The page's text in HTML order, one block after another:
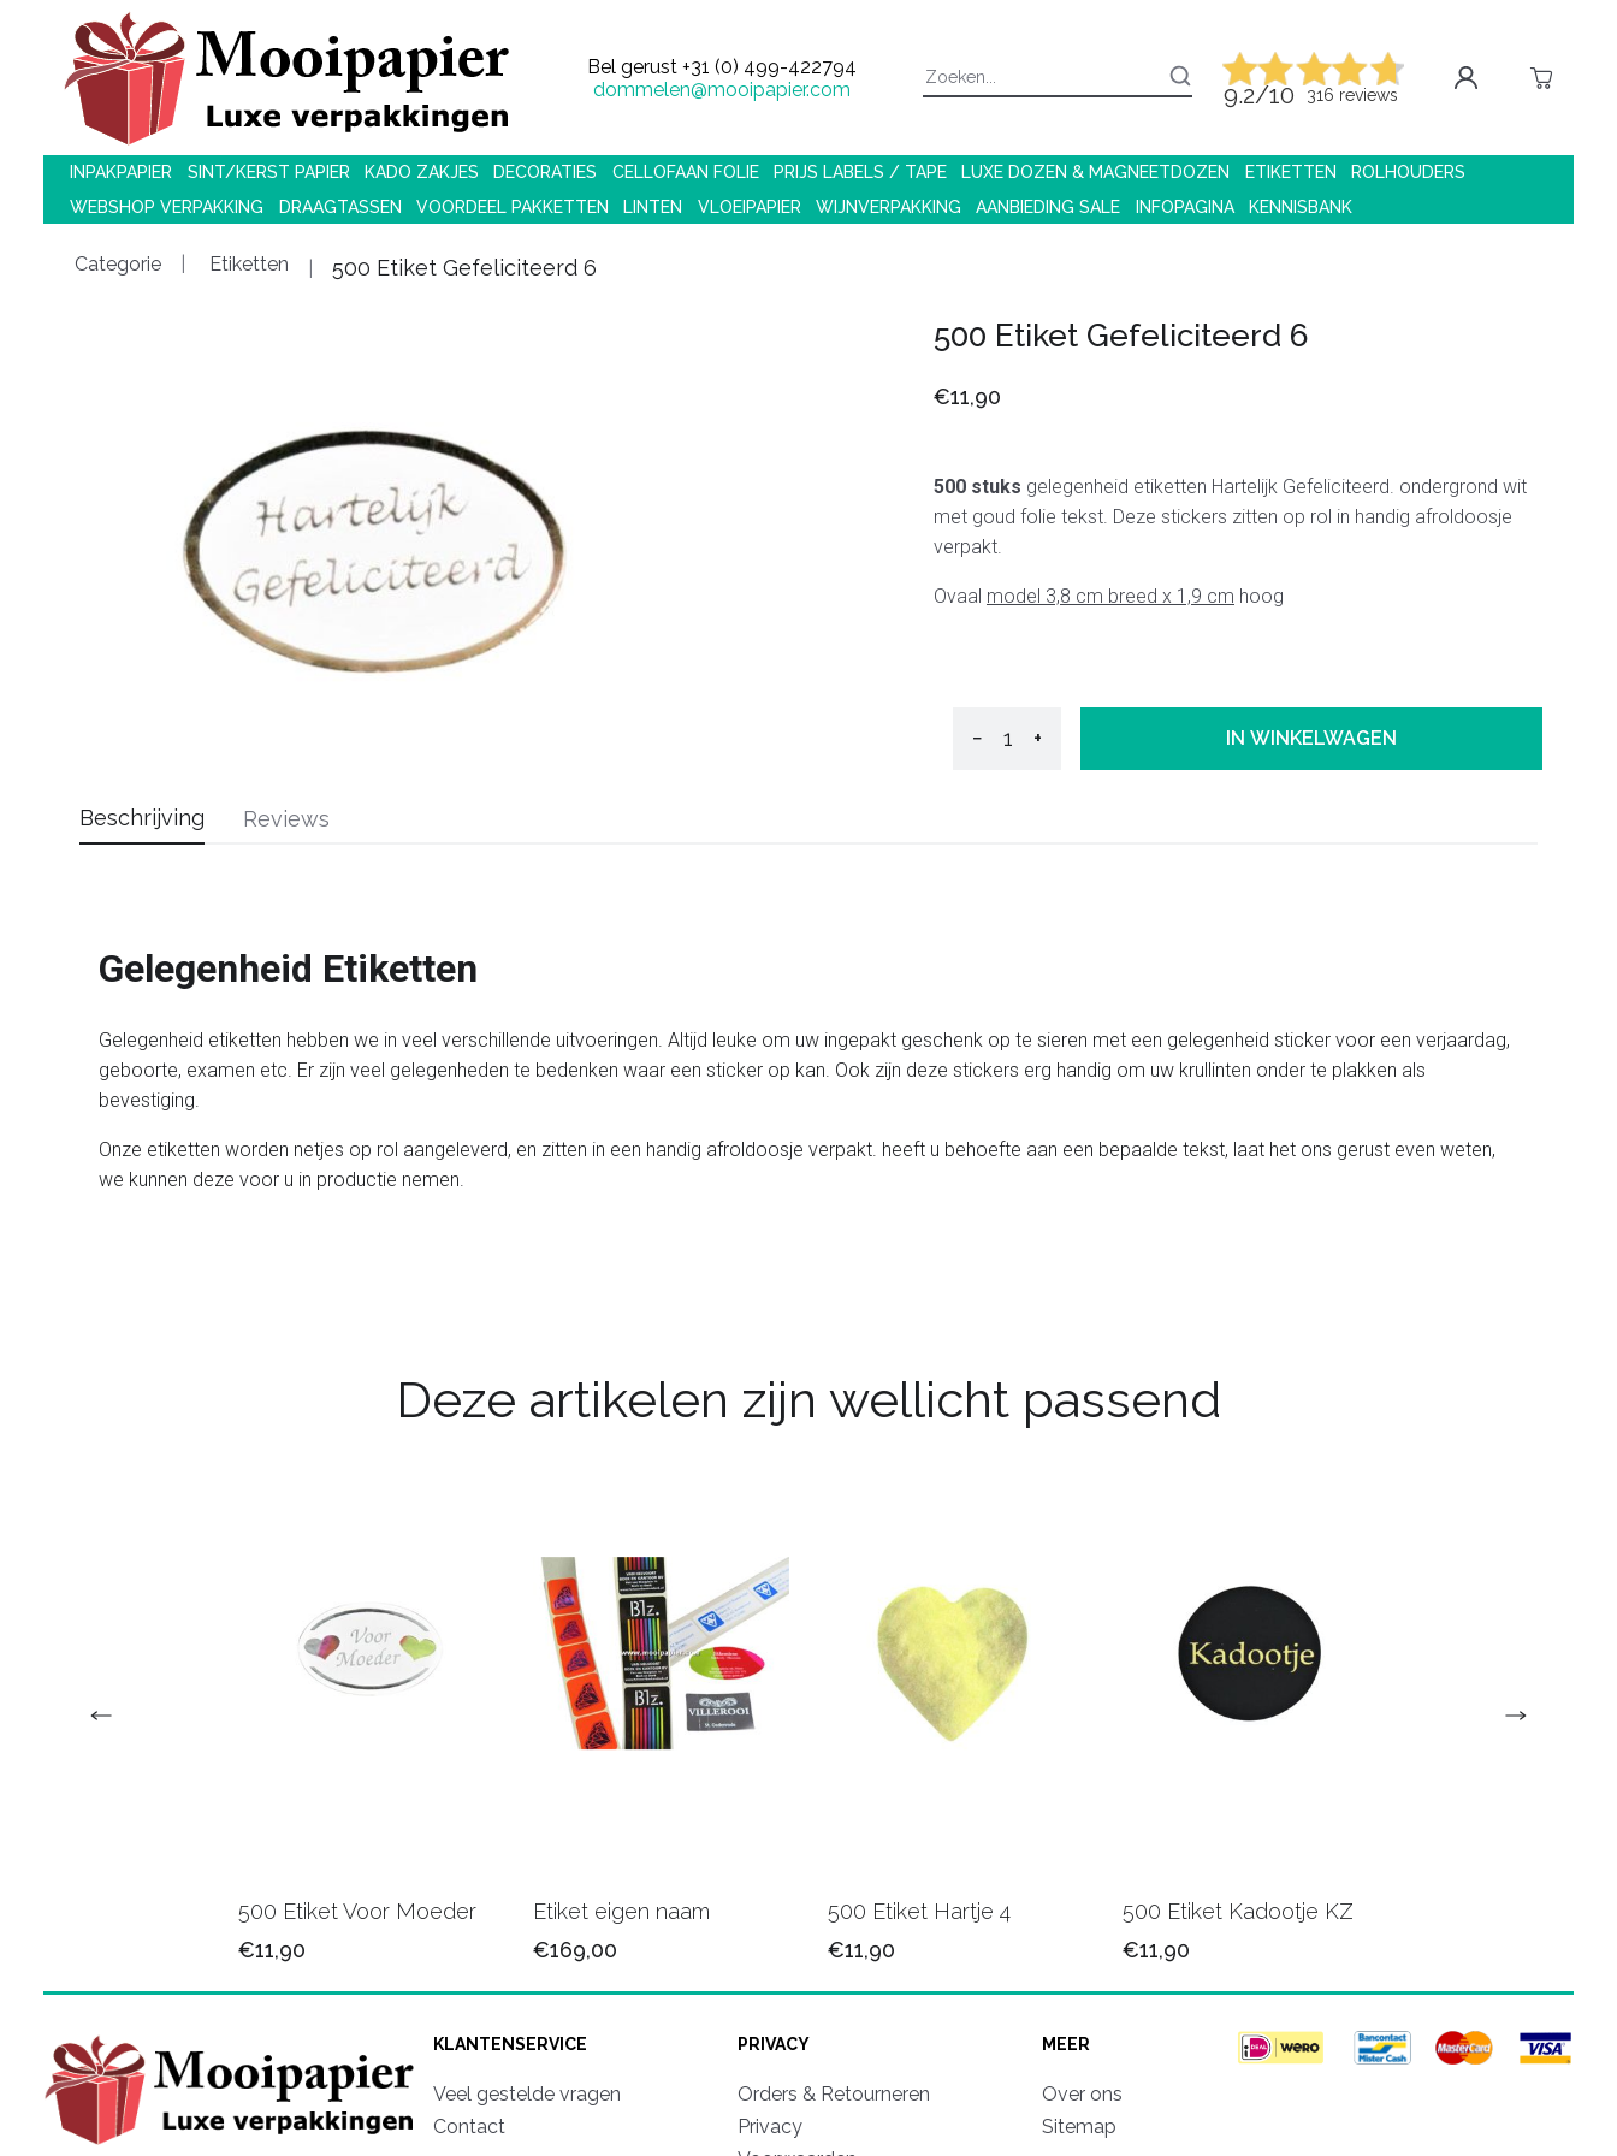
Bel gerust +31 (0) 499-422794
dommelen@mooipapier.com
9.2/10 316 reviews
INPAKPAPIER SINT/KERST PAPIER KADO ZAKJES DECORATIES CELLOFAAN FOLIE PRIJS LABELS / TAPE LUXE DOZEN & MAGNEETDOZEN ETIKETTEN
ROLHOUDERS
WEBSHOP VERPAKKING
DRAAGTASSEN VOORDEEL PAKKETTEN LINTEN VLOEIPAPIER WIJNVERPAKKING AANBIEDING SALE INFOPAGINA KENNISBANK
Categorie Etiketten 500 Etiket Gefeliciteerd 6
500 Etiket Gefeliciteerd 6
€11,90
500 stuks gelegenheid etiketten Hartelijk Gefeliciteerd. ondergrond wit
met goud folie tekst. Deze stickers zitten op rol in handig afroldoosje
verpakt.
Ovaal model 3,8 cm breed x 1,9 cm hoog
− + IN WINKELWAGEN
Beschrijving
Gelegenheid Etiketten
Gelegenheid etiketten hebben we in veel verschillende uitvoeringen. Altijd leuke om uw ingepakt geschenk op te sieren met een gelegenheid sticker voor een verjaardag,
geboorte, examen etc. Er zijn veel gelegenheden te bedenken waar een sticker op kan. Ook zijn deze stickers erg handig om uw krullinten onder te plakken als
bevestiging.
Onze etiketten worden netjes op rol aangeleverd, en zitten in een handig afroldoosje verpakt. heeft u behoefte aan een bepaalde tekst, laat het ons gerust even weten,
we kunnen deze voor u in productie nemen.
Reviews
Deze artikelen zijn wellicht passend
500 Etiket Voor Moeder
€11,90
Etiket eigen naam
€169,00
500 Etiket Hartje 4
€11,90
500 Etiket Kadootje KZ
€11,90
KLANTENSERVICE
Veel gestelde vragen
Contact
PRIVACY
Orders & Retourneren
Privacy
MEER
Over ons
Sitemap